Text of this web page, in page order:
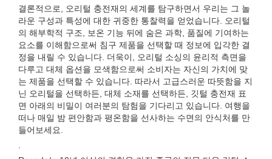
결론적으로, 오리털 충전재의 세계를 탐구하면서 우리는 그 놀
라운 구성과 특성에 대한 귀중한 통찰력을 얻었습니다. 오리털
의 해부학적 구조, 보온 기능 뒤에 숨은 과학, 품질에 기여하는
요소를 이해함으로써 침구 제품을 선택할 때 정보에 입각한 결
정을 내릴 수 있습니다. 더욱이, 오리털 소싱의 윤리적 측면을
다루고 대체 옵션을 모색함으로써 소비자는 자신의 가치에 맞
는 제품을 선택할 수 있습니다. 따라서 고급스러운 따뜻함을 지
닌 오리털을 선택하든, 대체 소재를 선택하든, 깃털 충전재 표
면 아래의 비밀이 여러분의 탐험을 기다리고 있습니다. 여행을
떠나 매일 밤 편안함과 평온함을 선사하는 수면의 안식처를 만
들어보세요.